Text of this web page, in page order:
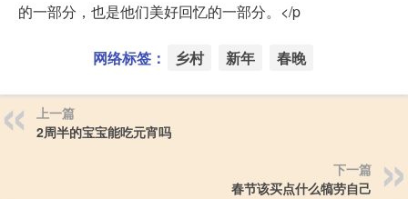
的一部分，也是他们美好回忆的一部分。</p
网络标签： 乡村 新年 春晚
上一篇
2周半的宝宝能吃元宵吗
下一篇
春节该买点什么犒劳自己